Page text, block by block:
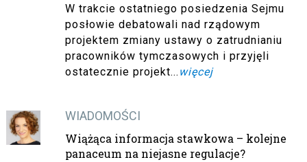
W trakcie ostatniego posiedzenia Sejmu
posłowie debatowali nad rządowym
projektem zmiany ustawy o zatrudnianiu
pracowników tymczasowych i przyjęli
ostatecznie projekt... więcej
WIADOMOŚCI
Wiążąca informacja stawkowa – kolejne
panaceum na niejasne regulacje?